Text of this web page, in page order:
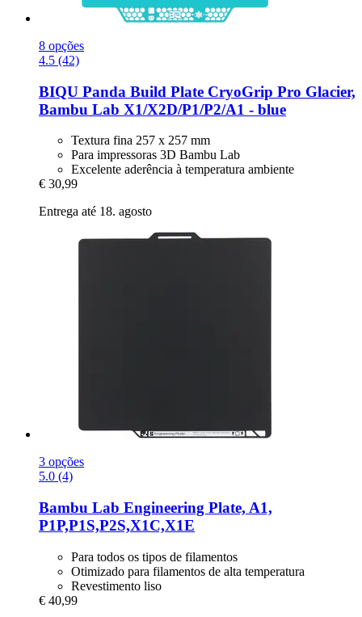
8 opções
4.5 (42)
BIQU Panda Build Plate CryoGrip Pro Glacier,
Bambu Lab X1/X2D/P1/P2/A1 -​ blue
Textura fina 257 x 257 mm
Para impressoras 3D Bambu Lab
Excelente aderência à temperatura ambiente
€ 30,99
Entrega até 18. agosto
3 opções
5.0 (4)
Bambu Lab Engineering Plate, A1,
P1P,P1S,P2S,X1C,X1E
Para todos os tipos de filamentos
Otimizado para filamentos de alta temperatura
Revestimento liso
€ 40,99